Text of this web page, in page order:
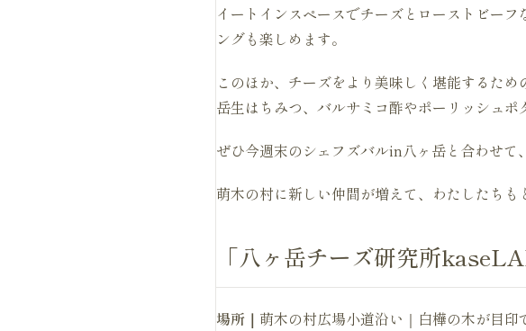
イートインスペースでチーズとローストビー
ングも楽しめます。
このほか、チーズをより美味しく堪能するた
岳生はちみつ、バルサミコ酢やポーリッシュポ
ぜひ今週末のシェフズバルin八ヶ岳と合わせて
萌木の村に新しい仲間が増えて、わたしたち
「八ヶ岳チーズ研究所
場所｜ 萌木の村広場小道沿い｜白樺の木が目印